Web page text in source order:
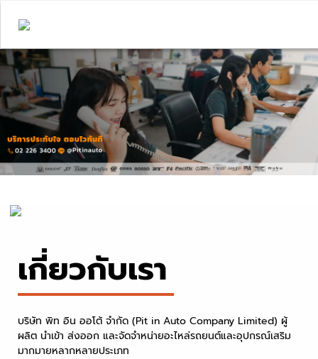
เกี่ยวกับเรา
บริษัท พิท อิน ออโต้ จำกัด (Pit in Auto Company Limited) ผู้
ผลิต นำเข้า ส่งออก และจัดจำหน่ายอะไหล่รถยนต์และอุปกรณ์เสริม
มากมายหลากหลายประเภท